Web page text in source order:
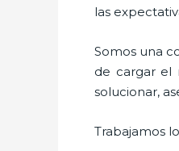
las
Somos una
de cargar el
solucionar,
Trabajamos